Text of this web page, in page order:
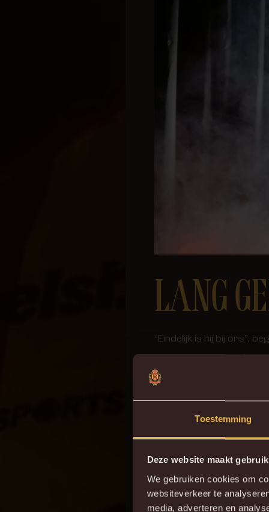
Toestemming
Deze website maakt
We gebruiken cookies om
websiteverkeer te
media, adverteren en
LANG
“Eindelijk is hij bij ons”,
aantal pogingen
stevige
meer opties te geven